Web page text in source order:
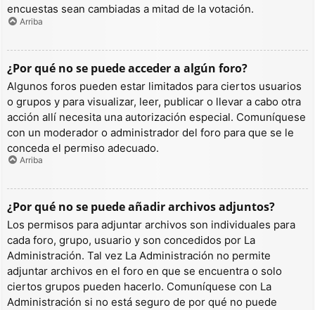
encuestas sean cambiadas a mitad de la votación.
Arriba
¿Por qué no se puede acceder a algún foro?
Algunos foros pueden estar limitados para ciertos usuarios
o grupos y para visualizar, leer, publicar o llevar a cabo otra
acción allí necesita una autorización especial. Comuníquese
con un moderador o administrador del foro para que se le
conceda el permiso adecuado.
Arriba
¿Por qué no se puede añadir archivos adjuntos?
Los permisos para adjuntar archivos son individuales para
cada foro, grupo, usuario y son concedidos por La
Administración. Tal vez La Administración no permite
adjuntar archivos en el foro en que se encuentra o solo
ciertos grupos pueden hacerlo. Comuníquese con La
Administración si no está seguro de por qué no puede